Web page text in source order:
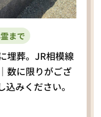
まで
埋葬。JR相模線
数に限りがござ
みください。